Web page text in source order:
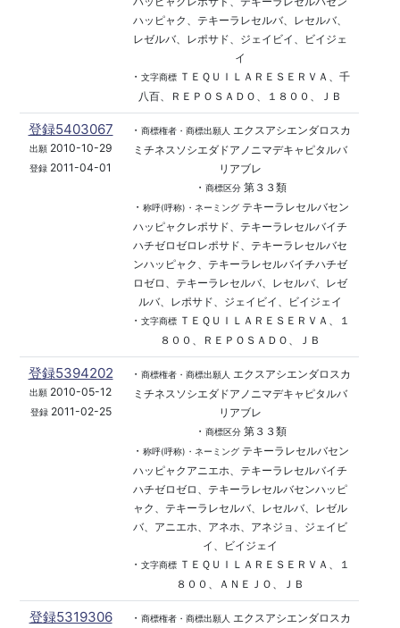
ハッピャク、テキーラレセルバ、レセルバ、
レゼルバ、レポサド、ジェイビイ、ビイジェ
イ
・ 文字商標 ＴＥＱＵＩＬＡＲＥＳＥＲＶＡ、千
八百、ＲＥＰＯＳＡＤＯ、１８００、ＪＢ
登録5403067
出願2010-10-29
登録 2011-04-01
・ 商標権者・商標出願人
エクスアシエンダロスカ
ミチネスソシエダドアノニマデキャピタルバ
リアブレ
・ 商標区分第３３類
・ 称呼(呼称)・ネーミングテキーラレセルバセン
ハッピャクレポサド、テキーラレセルバイチ
ハチゼロゼロレポサド、テキーラレセルバセ
ンハッピャク、テキーラレセルバイチハチゼ
ロゼロ、テキーラレセルバ、レセルバ、レゼ
ルバ、レポサド、ジェイビイ、ビイジェイ
・ 文字商標 ＴＥＱＵＩＬＡＲＥＳＥＲＶＡ、１
８００、ＲＥＰＯＳＡＤＯ、ＪＢ
登録5394202
出願 2010-05-12
登録2011-02-25
・ 商標権者・商標出願人
エクスアシエンダロスカ
ミチネスソシエダドアノニマデキャピタルバ
リアブレ
・ 商標区分第３３類
・ 称呼(呼称)・ネーミングテキーラレセルバセン
ハッピャクアニエホ、テキーラレセルバイチ
ハチゼロゼロ、テキーラレセルバセンハッピ
ャク、テキーラレセルバ、レセルバ、レゼル
バ、アニエホ、アネホ、アネジョ、ジェイビ
イ、ビイジェイ
・ 文字商標 ＴＥＱＵＩＬＡＲＥＳＥＲＶＡ、１
８００、ＡＮＥＪＯ、ＪＢ
登録5319306 ・ 商標権者・商標出願人
エクスアシエンダロスカ